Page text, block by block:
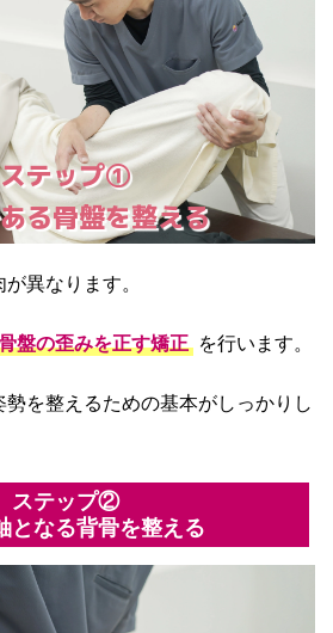
ステップ①
る骨盤を整える
異なります。
盤の歪みを正す矯正 を行います。
を整えるための基本がしっかりし
ステップ②
となる背骨を整える